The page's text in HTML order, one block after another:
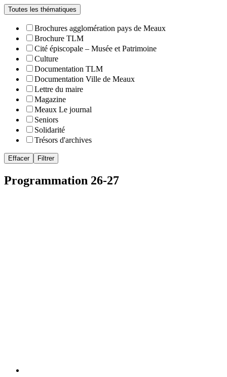
Toutes les thématiques
Brochures agglomération pays de Meaux
Brochure TLM
Cité épiscopale – Musée et Patrimoine
Culture
Documentation TLM
Documentation Ville de Meaux
Lettre du maire
Magazine
Meaux Le journal
Seniors
Solidarité
Trésors d'archives
Effacer Filtrer
Programmation 26-27